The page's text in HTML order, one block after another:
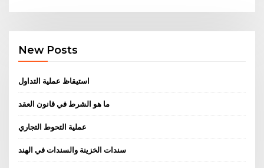
New Posts
استيقاظ عملية التداول
ما هو الشرط في قانون العقد
عملية التحوط التجاري
سندات الخزينة والسندات في الهند